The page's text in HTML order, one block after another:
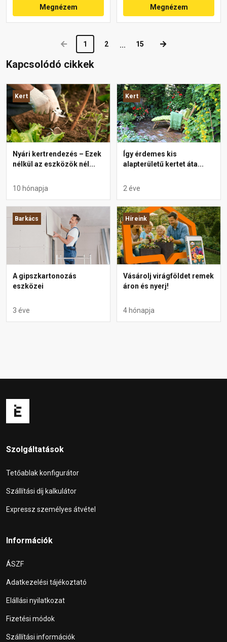
Megnézem Megnézem
1 2 ... 15
Kapcsolódó cikkek
Kert
Nyári kertrendezés – Ezek
nélkül az eszközök nél...
10 hónapja
Kert
Így érdemes kis
alapterületű kertet áta...
2 éve
Barkács
A gipszkartonozás
eszközei
3 éve
Híreink
Vásárolj virágföldet remek
áron és nyerj!
4 hónapja
Szolgáltatások
Tetőablak konfigurátor
Szállítási díj kalkulátor
Expressz személyes átvétel
Információk
ÁSZF
Adatkezelési tájékoztató
Elállási nyilatkozat
Fizetési módok
Szállítási információk